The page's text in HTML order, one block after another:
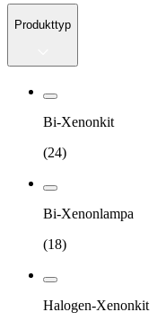
Produkttyp
Bi-Xenonkit
(24)
Bi-Xenonlampa
(18)
Halogen-Xenonkit